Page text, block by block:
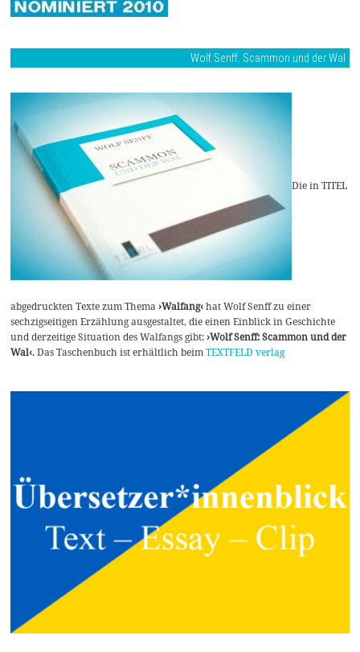
Wolf Senff: Scammon und der Wal
Die in TITEL
abgedruckten Texte zum Thema›Walfang‹hat Wolf Senff zu einer
sechzigseitigen Erzählung ausgestaltet, die einen Einblick in Geschichte
und derzeitige Situation des Walfangs gibt:›Wolf Senff: Scammon und der
Wal‹. Das Taschenbuch ist erhältlich beimTEXTFELD verlag